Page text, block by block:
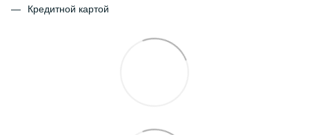
Кредитной картой